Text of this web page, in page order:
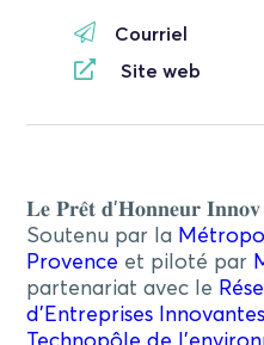
Courriel
Site web
𝐋𝐞 𝐏𝐫𝐞̂𝐭 𝐝’𝐇𝐨𝐧𝐧𝐞𝐮𝐫 𝐈𝐧𝐧𝐨𝐯
Soutenu par la
Provence et piloté par
partenariat avec le
d’Entreprises